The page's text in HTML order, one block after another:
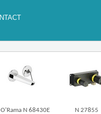
O'Rama N 68430E N 27855